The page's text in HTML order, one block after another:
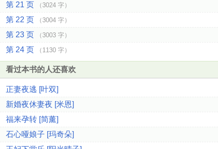
第 21 页 （3024 字）
第 22 页 （3004 字）
第 23 页 （3003 字）
第 24 页 （1130 字）
看过本书的人还喜欢
正妻夜逃 [叶双]
新婚夜休妻夜 [米恩]
福来孕转 [简薰]
石心哑娘子 [玛奇朵]